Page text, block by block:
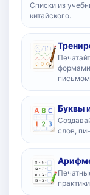
Списки из
китайского.
формами
Буквы
слов,